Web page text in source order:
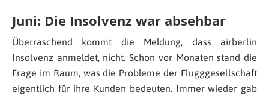
Juni: Die Insolvenz war absehbar
Überraschend kommt die Meldung, dass airberlin
Insolvenz anmeldet, nicht. Schon vor Monaten stand die
Frage im Raum, was die Probleme der Flugggesellschaft
eigentlich für ihre Kunden bedeuten. Immer wieder gab